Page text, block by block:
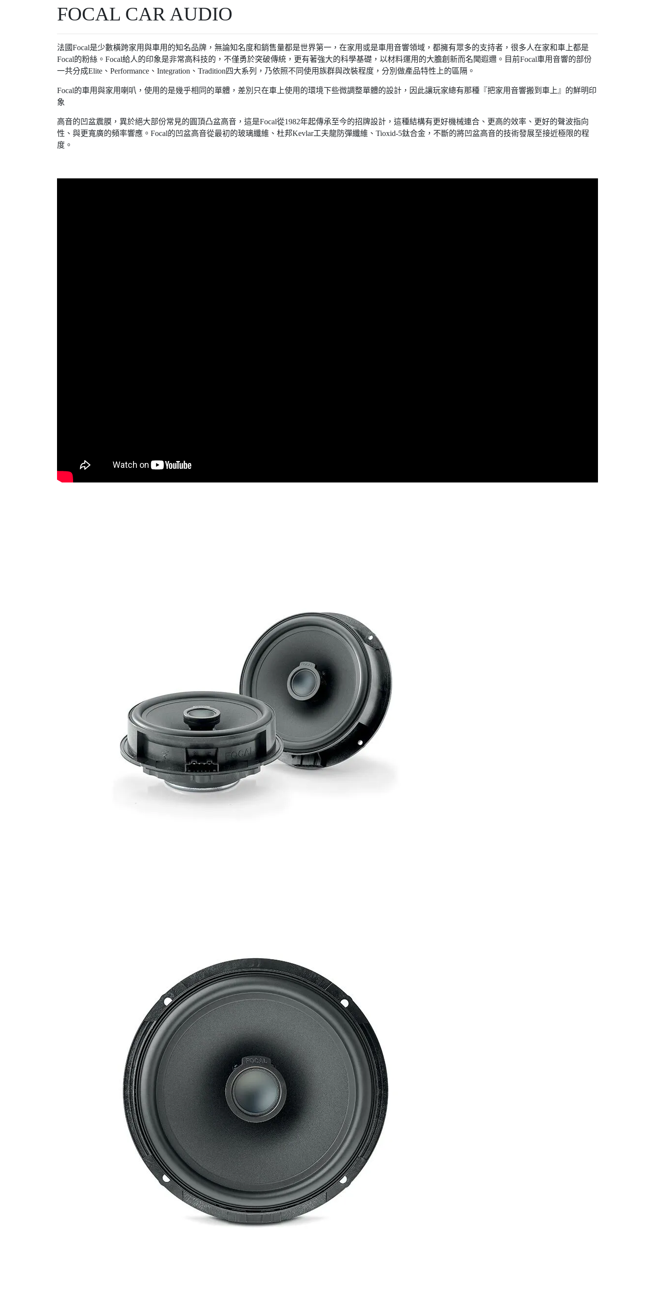
FOCAL CAR AUDIO
法國Focal是少數橫跨家用與車用的知名品牌，無論知名度和銷售量都是世界第一，在家用或是車用音響領域，都擁有眾多的支持者，很多人在家和車上都是
Focal的粉絲。Focal給人的印象是非常高科技的，不僅勇於突破傳統，更有著強大的科學基礎，以材料運用的大膽創新而名聞遐邇。目前Focal車用音響的部份
一共分成Elite、Performance、Integration、Tradition四大系列，乃依照不同使用族群與改裝程度，分別做產品特性上的區隔。
Focal的車用與家用喇叭，使用的是幾乎相同的單體，差別只在車上使用的環境下些微調整單體的設計，因此讓玩家總有那種『把家用音響搬到車上』的鮮明印
象
高音的凹盆震膜，異於絕大部份常見的圓頂凸盆高音，這是Focal從1982年起傳承至今的招牌設計，這種結構有更好機械連合、更高的效率、更好的聲波指向
性、與更寬廣的頻率響應。Focal的凹盆高音從最初的玻璃纖維、杜邦Kevlar工夫龍防彈纖維、Tioxid-5鈦合金，不斷的將凹盆高音的技術發展至接近極限的程
度。